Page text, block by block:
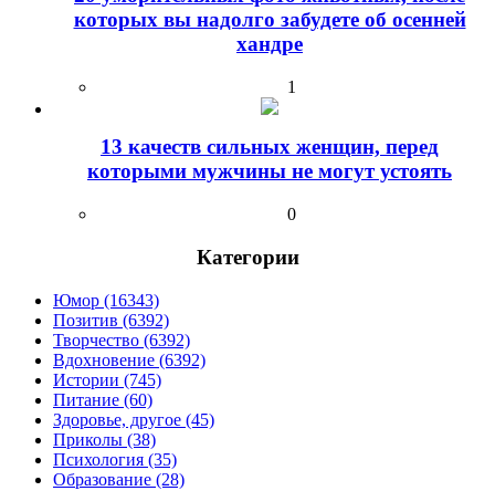
которых вы надолго забудете об осенней
хандре
1
13 качеств сильных женщин, перед
которыми мужчины не могут устоять
0
Категории
Юмор (16343)
Позитив (6392)
Творчество (6392)
Вдохновение (6392)
Истории (745)
Питание (60)
Здоровье, другое (45)
Приколы (38)
Психология (35)
Образование (28)